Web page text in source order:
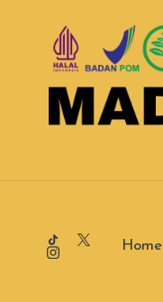
Tiktok
X
Instagram
Home